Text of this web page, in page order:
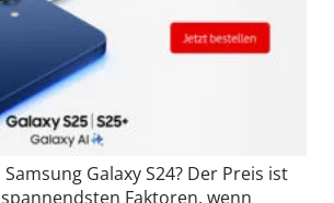
Galaxy S24? Der Preis ist
Faktoren, wenn